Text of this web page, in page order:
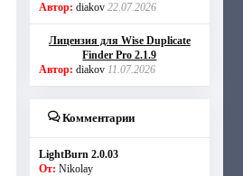
Автор: diakov 22.07.2026
Лицензия для Wise Duplicate
Finder Pro 2.1.9
Автор: diakov 11.07.2026
Комментарии
LightBurn 2.0.03
От: Nikolay